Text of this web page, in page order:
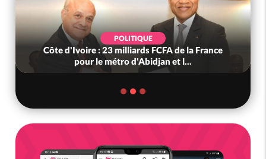
POLITIQUE
Côte d'Ivoire : 23 milliards FCFA de la France
pour le métro d'Abidjan et l...